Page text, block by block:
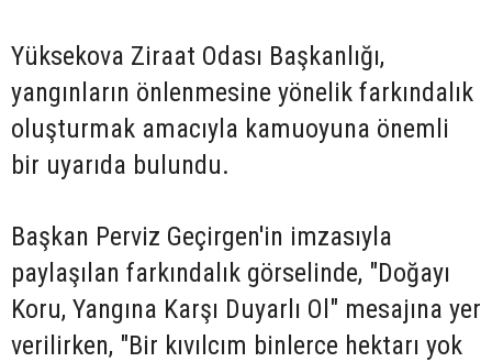
Yüksekova Ziraat Odası Başkanlığı,
yangınların önlenmesine yönelik farkındalık
oluşturmak amacıyla kamuoyuna önemli
bir uyarıda bulundu.
Başkan Perviz Geçirgen'in imzasıyla
paylaşılan farkındalık görselinde, "Doğayı
Koru, Yangına Karşı Duyarlı Ol" mesajına yer
verilirken, "Bir kıvılcım binlerce hektarı yok